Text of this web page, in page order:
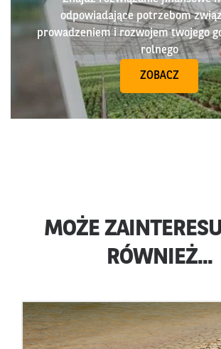
odpowiadające potrzebom
prowadzeniem i rozwojem twojego
rolnego
ZOBACZ
MOŻE
RÓWNIEŻ...